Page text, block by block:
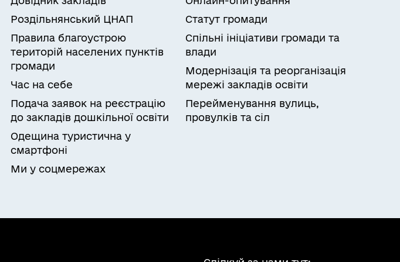
Роздільнянський ЦНАП
Правила благоустрою
територій населених пунктів
громади
Час на себе
Подача заявок на реєстрацію
до закладів дошкільної освіти
Одещина туристична у
смартфоні
Ми у соцмережах
Статут громади
Спільні ініціативи громади та
влади
Модернізація та реорганізація
мережі закладів освіти
Перейменування вулиць,
провулків та сіл